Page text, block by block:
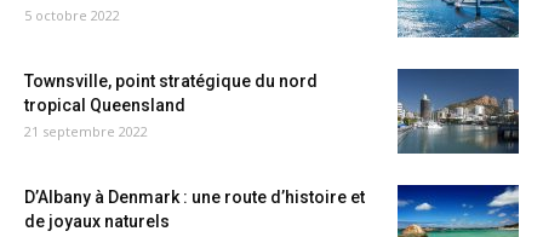
5 octobre 2022
Townsville, point stratégique du nord
tropical Queensland
21 septembre 2022
D’Albany à Denmark : une route d’histoire et
de joyaux naturels